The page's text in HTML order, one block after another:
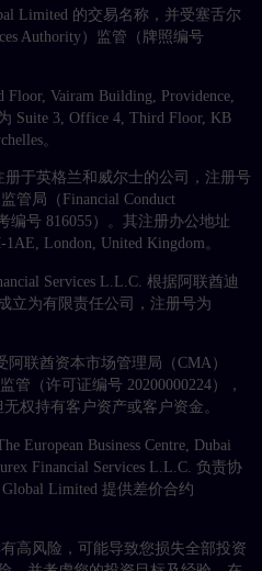
Limited 的交易名称，并受塞舌尔
Authority）监管（牌照编号
Vairam Building, Providence,
Suite 3, Office 4, Third Floor, KB
。
册于英格兰和威尔士的公司，注册号
管局（Financial Conduct
编号 816055）。其注册办公地址
London, United Kingdom。
Services L.L.C. 根据阿联酋迪
立为有限责任公司，注册号为
阿联酋资本市场管理局（CMA）
管（许可证编号 20200000224），
权持有客户资产或客户资金。
European Business Centre, Dubai
Financial Services L.L.C. 负责协
Limited 提供差价合约
高风险，可能导致您损失全部投资